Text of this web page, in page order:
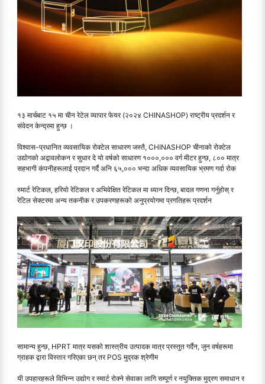
१३ मार्चबाट १५ मा चीन रेटेल व्यापार फेयर (२०२४ CHINASHOP) राष्ट्रीय प्रदर्शन र
संवेदन केन्द्रमा हुन्छ ।
विश्वास-प्रधानित व्यवसायिक रोक्टेल साधारण जस्तै, CHINASHOP चीनाको रोक्टेल
उद्योगको अद्वावलोकन र सुधार दे यो वर्षको साधारण १०००,००० वर्ग मीटर हुन्छ, ८०० मात्र
सहभागी कंपनीहरूलाई प्रदान गर्दै अनि ६५,००० भन्दा अधिक व्यवसायिक भ्रमण गर्दा रोक
स्मार्ट रेटिकल, हरियो रेटिकल र अभिवेक्षित रेटिकल मा ध्यान दिन्छ, बादल गणना गर्नुहोस् र
रेटिल सेक्टरमा अन्य तकनीक र उपकरणहरूको अनुप्रयोगमा प्रगतिहरू प्रदर्शन
सामान्य हुन्छ, HPRT मात्र यसको शास्त्रीय उत्पादक मात्र प्रस्तुत गर्दैन, जुन वर्षहरूमा
ग्राहक द्वारा विस्तार गरिएका छन् तर POS मुद्रक श्रेणीम
यी उपहारहरूले विभिन्न उद्योग र स्मार्ट रोक्ने सेवाका लागि सम्पूर्ण र नयुक्तिक मुद्रण समाधान र